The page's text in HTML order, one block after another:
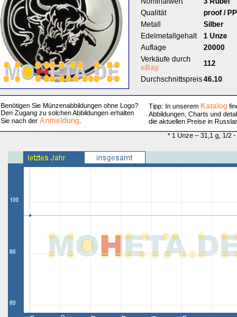
Qualität
proof / PP
Metall
Silber
Edelmetallgehalt
1 Unze
Auflage
20000
Verkäufe durch
eBay
112
Durchschnittspreis46.10
Benötigen Sie Münzenabbildungen ohne Logo?
Den Zugang zu solchen Abbildungen erhalten
Sie nach der Anmeldung.
Tipp: In unserem Katalog
Abbildungen, Charts und
die aktuellen Preise in
* 1 Unze – 31,1 g, 1/2